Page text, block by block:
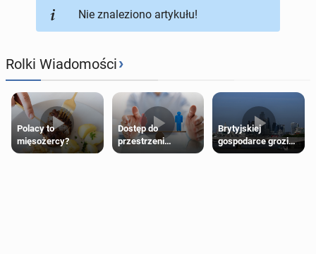
Nie znaleziono artykułu!
Rolki Wiadomości›
Polacy to
mięsożercy?
Dostęp do
przestrzeni
przeznaczonych
Brytyjskiej
gospodarce grozi
recesja, jeśli